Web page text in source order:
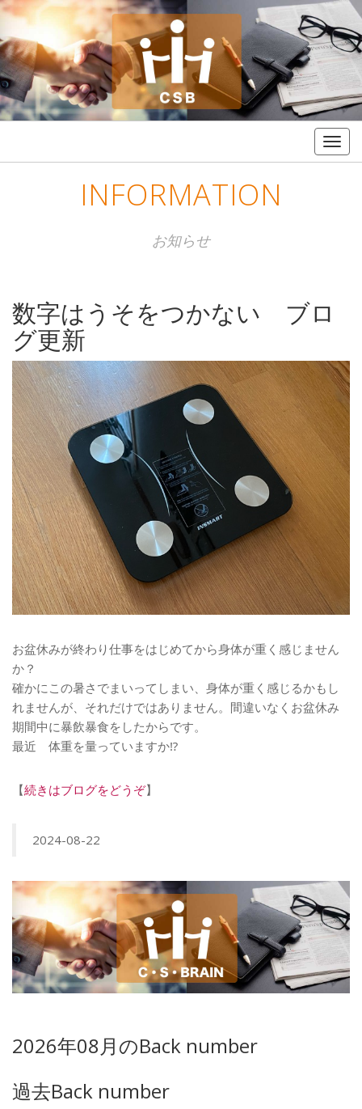
INFORMATION
お知らせ
数字はうそをつかない ブロ
グ更新
お盆休みが終わり仕事をはじめてから身体が重く感じません
か？
確かにこの暑さでまいってしまい、身体が重く感じるかもし
れませんが、それだけではありません。間違いなくお盆休み
期間中に暴飲暴食をしたからです。
最近 体重を量っていますか⁉️
【続きはブログをどうぞ】
2024-08-22
2026年08月のBack number
過去Back number